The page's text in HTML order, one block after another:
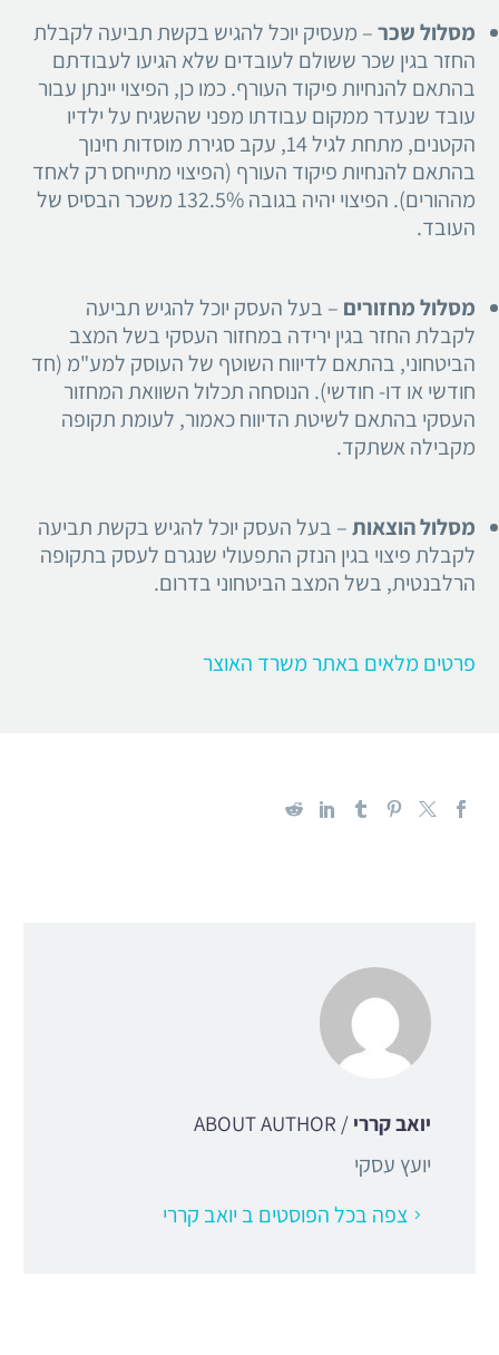
מסלול שכר– מעסיק יוכל להגיש בקשת תביעה לקבלת
החזר בגין שכר ששולם לעובדים שלא הגיעו לעבודתם
בהתאם להנחיות פיקוד העורף. כמו כן, הפיצוי יינתן עבור
עובד שנעדר ממקום עבודתו מפני שהשגיח על ילדיו
הקטנים, מתחת לגיל 14, עקב סגירת מוסדות חינוך
בהתאם להנחיות פיקוד העורף (הפיצוי מתייחס רק לאחד
מההורים). הפיצוי יהיה בגובה 132.5% משכר הבסיס של
העובד.
מסלול מחזורים – בעל העסק יוכל להגיש תביעה
לקבלת החזר בגין ירידה במחזור העסקי בשל המצב
הביטחוני, בהתאם לדיווח השוטף של העוסק למע"מ (חד
חודשי או דו- חודשי). הנוסחה תכלול השוואת המחזור
העסקי בהתאם לשיטת הדיווח כאמור, לעומת תקופה
מקבילה אשתקד.
מסלול הוצאות– בעל העסק יוכל להגיש בקשת תביעה
לקבלת פיצוי בגין הנזק התפעולי שנגרם לעסק בתקופה
הרלבנטית, בשל המצב הביטחוני בדרום.
פרטים מלאים באתר משרד האוצר
יואב קררי / ABOUT AUTHOR
יועץ עסקי
צפה בכל הפוסטים ב יואב קררי